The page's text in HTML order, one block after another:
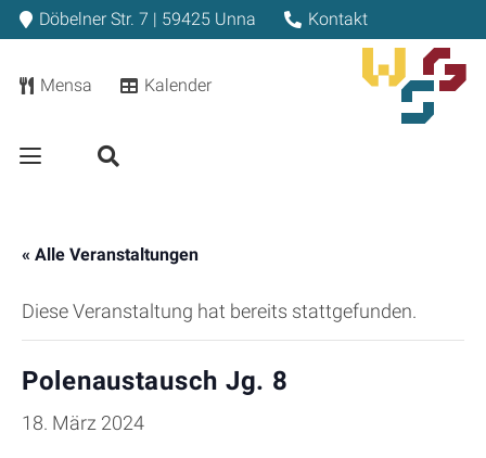
Döbelner Str. 7 | 59425 Unna Kontakt
Mensa Kalender
« Alle Veranstaltungen
Diese Veranstaltung hat bereits stattgefunden.
Polenaustausch Jg. 8
18. März 2024